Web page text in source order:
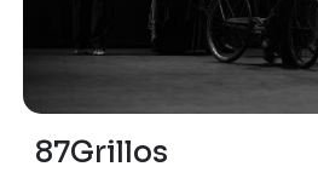
87Grillos